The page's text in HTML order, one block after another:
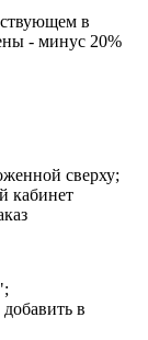
в
- минус 20%
сверху;
кабинет
в